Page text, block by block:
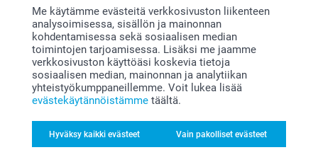
Me käytämme evästeitä verkkosivuston liikenteen
analysoimisessa, sisällön ja mainonnan
kohdentamisessa sekä sosiaalisen median
toimintojen tarjoamisessa. Lisäksi me jaamme
verkkosivuston käyttöäsi koskevia tietoja
sosiaalisen median, mainonnan ja analytiikan
yhteistyökumppaneillemme. Voit lukea lisää
evästekäytännöistämme täältä.
Hyväksy kaikki evästeet Vain pakolliset evästeet
Tyytyväisyystakuu